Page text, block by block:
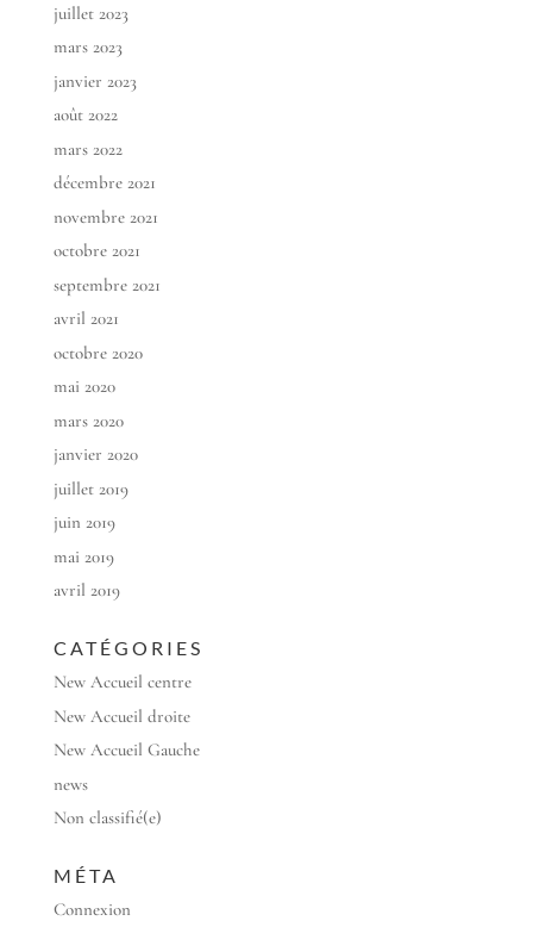
juillet 2023
mars 2023
janvier 2023
août 2022
mars 2022
décembre 2021
novembre 2021
octobre 2021
septembre 2021
avril 2021
octobre 2020
mai 2020
mars 2020
janvier 2020
juillet 2019
juin 2019
mai 2019
avril 2019
CATÉGORIES
New Accueil centre
New Accueil droite
New Accueil Gauche
news
Non classifié(e)
MÉTA
Connexion